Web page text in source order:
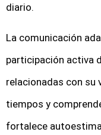
diario.
La comunicación
participación activa
relacionadas con su
tiempos y
fortalece